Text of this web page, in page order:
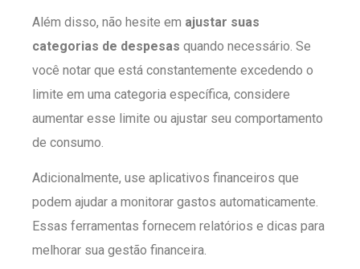
Além disso, não hesite em ajustar suas
categorias de despesas quando necessário. Se
você notar que está constantemente excedendo o
limite em uma categoria específica, considere
aumentar esse limite ou ajustar seu comportamento
de consumo.
Adicionalmente, use aplicativos financeiros que
podem ajudar a monitorar gastos automaticamente.
Essas ferramentas fornecem relatórios e dicas para
melhorar sua gestão financeira.